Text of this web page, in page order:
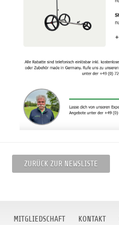
ZURÜCK ZUR NEWSLISTE
MITGLIEDSCHAFT KONTAKT